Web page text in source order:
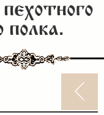
полка.